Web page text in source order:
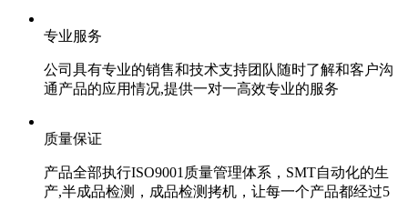
专业服务
公司具有专业的销售和技术支持团队随时了解和客户沟
通产品的应用情况,提供一对一高效专业的服务
质量保证
产品全部执行ISO9001质量管理体系，SMT自动化的生
产,半成品检测，成品检测拷机，让每一个产品都经过5